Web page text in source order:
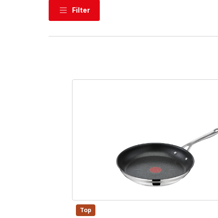
Filter
Top